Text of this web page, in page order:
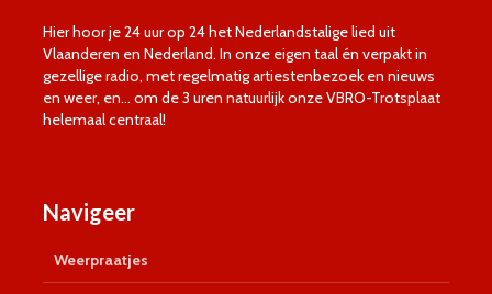
Hier hoor je 24 uur op 24 het Nederlandstalige lied uit
Vlaanderen en Nederland. In onze eigen taal én verpakt in
gezellige radio, met regelmatig artiestenbezoek en nieuws
en weer, en… om de 3 uren natuurlijk onze VBRO-Trotsplaat
helemaal centraal!
Navigeer
Weerpraatjes